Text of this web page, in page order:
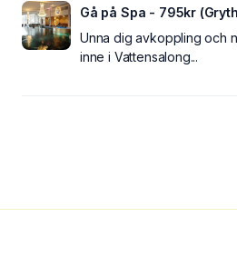
Gå på Spa - 795kr
Unna dig avkoppling och
inne i Vattensalong...